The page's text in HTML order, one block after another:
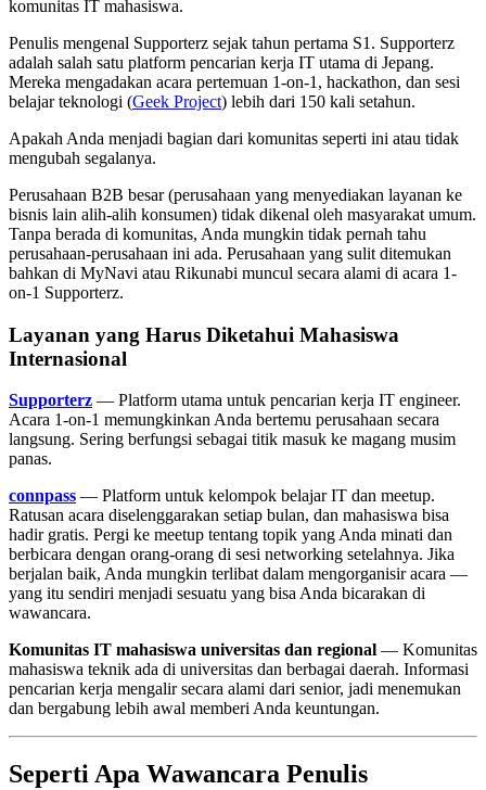
komunitas IT mahasiswa.
Penulis mengenal Supporterz sejak tahun pertama S1. Supporterz
adalah salah satu platform pencarian kerja IT utama di Jepang.
Mereka mengadakan acara pertemuan 1-on-1, hackathon, dan sesi
belajar teknologi (Geek Project) lebih dari 150 kali setahun.
Apakah Anda menjadi bagian dari komunitas seperti ini atau tidak
mengubah segalanya.
Perusahaan B2B besar (perusahaan yang menyediakan layanan ke
bisnis lain alih-alih konsumen) tidak dikenal oleh masyarakat umum.
Tanpa berada di komunitas, Anda mungkin tidak pernah tahu
perusahaan-perusahaan ini ada. Perusahaan yang sulit ditemukan
bahkan di MyNavi atau Rikunabi muncul secara alami di acara 1-
on-1 Supporterz.
Layanan yang Harus Diketahui Mahasiswa
Internasional
Supporterz — Platform utama untuk pencarian kerja IT engineer.
Acara 1-on-1 memungkinkan Anda bertemu perusahaan secara
langsung. Sering berfungsi sebagai titik masuk ke magang musim
panas.
connpass — Platform untuk kelompok belajar IT dan meetup.
Ratusan acara diselenggarakan setiap bulan, dan mahasiswa bisa
hadir gratis. Pergi ke meetup tentang topik yang Anda minati dan
berbicara dengan orang-orang di sesi networking setelahnya. Jika
berjalan baik, Anda mungkin terlibat dalam mengorganisir acara —
yang itu sendiri menjadi sesuatu yang bisa Anda bicarakan di
wawancara.
Komunitas IT mahasiswa universitas dan regional — Komunitas
mahasiswa teknik ada di universitas dan berbagai daerah. Informasi
pencarian kerja mengalir secara alami dari senior, jadi menemukan
dan bergabung lebih awal memberi Anda keuntungan.
Seperti Apa Wawancara Penulis